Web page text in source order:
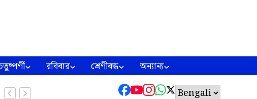
রবিবার শ্রেণীবদ্ধ অন্যান্য